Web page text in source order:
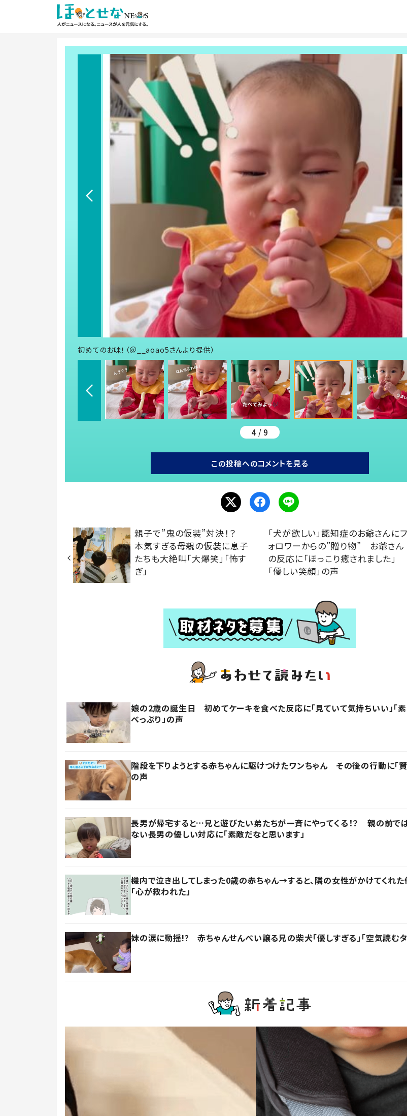
初めてのお味！（＠__aoao5さんより提供）
4 / 9
この投稿へのコメントを見る
親子で”鬼の仮装”対決！？
本気すぎる母親の仮装に息子
たちも大絶叫「大爆笑」「怖す
ぎ」
「犬が欲しい」認知症のお爺さんにフ
ォロワーからの”贈り物” お爺さん
の反応に「ほっこり癒されました」
「優しい笑顔」の声
娘の2歳の誕生日 初めてケーキを食べた反応に「見ていて気持ちいい」「
べっぷり」の声
階段を下りようとする赤ちゃんに駆けつけたワンちゃん その後の行動に「賢
の声
長男が帰宅すると…兄と遊びたい弟たちが一斉にやってくる！？ 親の前で
ない長男の優しい対応に「素敵だなと思います」
機内で泣き出してしまった0歳の赤ちゃん→すると、隣の女性がかけてくれ
「心が救われた」
妹の涙に動揺!? 赤ちゃんせんべい譲る兄の柴犬「優しすぎる」「空気読むタ